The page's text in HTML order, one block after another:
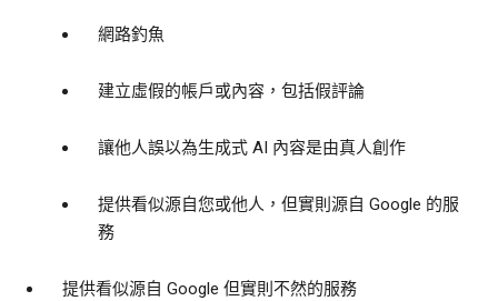
網路釣魚
建立虛假的帳戶或內容，包括假評論
讓他人誤以為生成式 AI 內容是由真人創作
提供看似源自您或他人，但實則源自 Google 的服
務
提供看似源自 Google 但實則不然的服務